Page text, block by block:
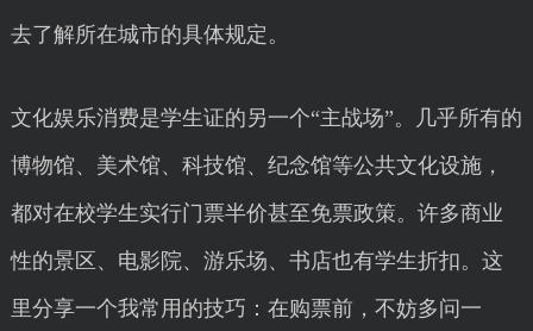
去了解所在城市的具体规定。
文化娱乐消费是学生证的另一个“主战场”。几乎所有的
博物馆、美术馆、科技馆、纪念馆等公共文化设施，
都对在校学生实行门票半价甚至免票政策。许多商业
性的景区、电影院、游乐场、书店也有学生折扣。这
里分享一个我常用的技巧：在购票前，不妨多问一